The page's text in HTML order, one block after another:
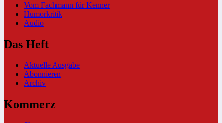
Vom Fachmann für Kenner
Humorkritik
Audio
Das Heft
Aktuelle Ausgabe
Abonnieren
Archiv
Kommerz